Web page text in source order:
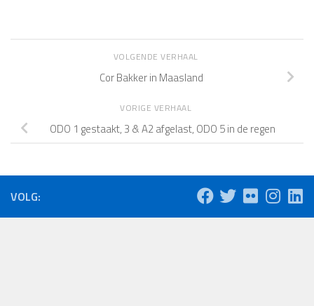
VOLGENDE VERHAAL
Cor Bakker in Maasland
VORIGE VERHAAL
ODO 1 gestaakt, 3 & A2 afgelast, ODO 5 in de regen
VOLG: